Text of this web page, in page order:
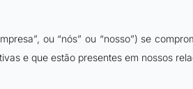
ou “nós” ou “nosso”) se
e que estão presentes em nossos